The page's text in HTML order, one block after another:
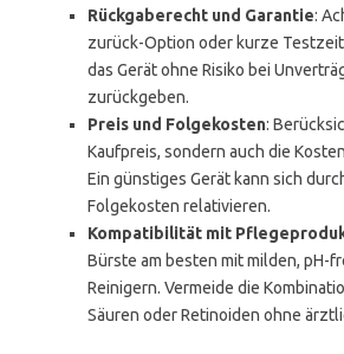
Rückgaberecht und Garantie:
zurück-Option oder kurze
das Gerät ohne Risiko bei
zurückgeben.
Preis und Folgekosten:
Kaufpreis, sondern auch die
Ein günstiges Gerät kann sich
Folgekosten relativieren.
Kompatibilität mit
Bürste am besten mit milden, pH-
Reinigern. Vermeide die
Säuren oder Retinoiden ohne